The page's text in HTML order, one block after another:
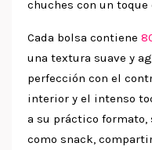
chuches con un toque
Cada bolsa contiene
una textura suave y
perfección con el
interior y el intenso
a su práctico
como snack,